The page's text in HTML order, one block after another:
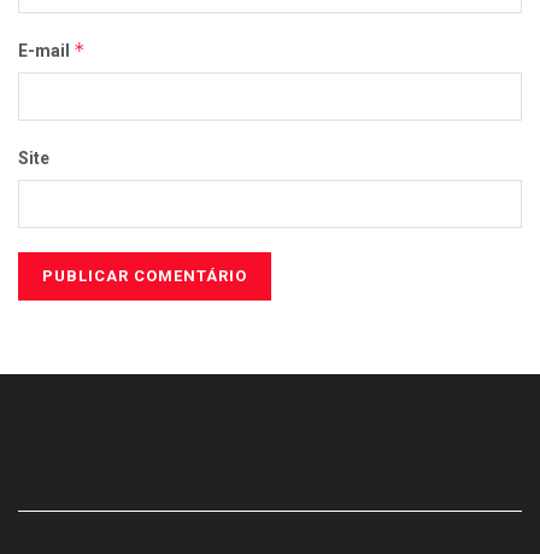
E-mail *
Site